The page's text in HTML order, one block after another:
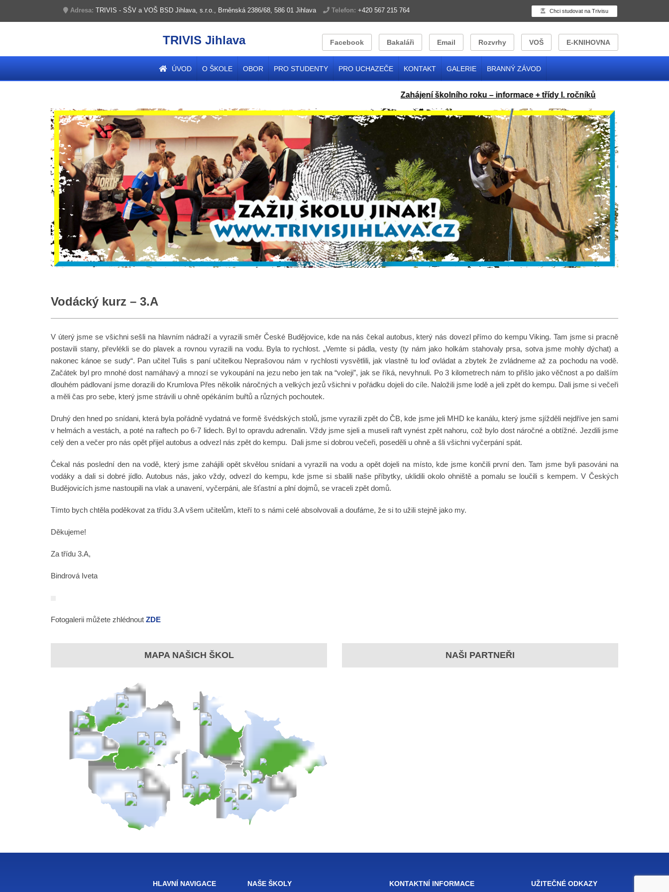
Adresa: TRIVIS - SŠV a VOŠ BSD Jihlava, s.r.o., Brněnská 2386/68, 586 01 Jihlava Telefon: +420 567 215 764 Chci studovat na Trivisu
TRIVIS Jihlava Facebook Bakaláři Email Rozvrhy VOŠ E-KNIHOVNA
ÚVOD O ŠKOLE OBOR PRO STUDENTY PRO UCHAZEČE KONTAKT GALERIE BRANNÝ ZÁVOD
Zahájení školního roku – informace + třídy I. ročníků
Vodácký kurz – 3.A
V úterý jsme se všichni sešli na hlavním nádraží a vyrazili směr České Budějovice, kde na nás čekal autobus, který nás dovezl přímo do kempu Viking. Tam jsme si pracně
postavili stany, převlékli se do plavek a rovnou vyrazili na vodu. Byla to rychlost. „Vemte si pádla, vesty (ty nám jako holkám stahovaly prsa, sotva jsme mohly dýchat) a
nakonec kánoe se sudy“. Pan učitel Tulis s paní učitelkou Neprašovou nám v rychlosti vysvětlili, jak vlastně tu loď ovládat a zbytek že zvládneme až za pochodu na vodě.
Začátek byl pro mnohé dost namáhavý a mnozí se vykoupání na jezu nebo jen tak na “voleji”, jak se říká, nevyhnuli. Po 3 kilometrech nám to přišlo jako věčnost a po dalším
dlouhém pádlovaní jsme dorazili do Krumlova Přes několik náročných a velkých jezů všichni v pořádku dojeli do cíle. Naložili jsme lodě a jeli zpět do kempu. Dali jsme si večeři
a měli čas pro sebe, který jsme strávili u ohně opékáním buřtů a různých pochoutek.
Druhý den hned po snídani, která byla pořádně vydatná ve formě švédských stolů, jsme vyrazili zpět do ČB, kde jsme jeli MHD ke kanálu, který jsme sjížděli nejdříve jen sami
v helmách a vestách, a poté na raftech po 6-7 lidech. Byl to opravdu adrenalin. Vždy jsme sjeli a museli raft vynést zpět nahoru, což bylo dost náročné a obtížné. Jezdili jsme
celý den a večer pro nás opět přijel autobus a odvezl nás zpět do kempu. Dali jsme si dobrou večeři, poseděli u ohně a šli všichni vyčerpání spát.
Čekal nás poslední den na vodě, který jsme zahájili opět skvělou snídani a vyrazili na vodu a opět dojeli na místo, kde jsme končili první den. Tam jsme byli pasováni na
vodáky a dali si dobré jídlo. Autobus nás, jako vždy, odvezl do kempu, kde jsme si sbalili naše příbytky, uklidili okolo ohniště a pomalu se loučili s kempem. V Českých
Budějovicích jsme nastoupili na vlak a unavení, vyčerpáni, ale šťastní a plní dojmů, se vraceli zpět domů.
Tímto bych chtěla poděkovat za třídu 3.A všem učitelům, kteří to s námi celé absolvovali a doufáme, že si to užili stejně jako my.
Děkujeme!
Za třídu 3.A,
Bindrová Iveta
Fotogalerii můžete zhlédnout ZDE
MAPA NAŠICH ŠKOL NAŠI PARTNEŘI
HLAVNÍ NAVIGACE NAŠE ŠKOLY KONTAKTNÍ INFORMACE UŽITEČNÉ ODKAZY